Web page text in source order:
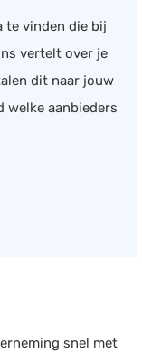
te vinden die bij
vertelt over je
dit naar jouw
welke aanbieders
snel met